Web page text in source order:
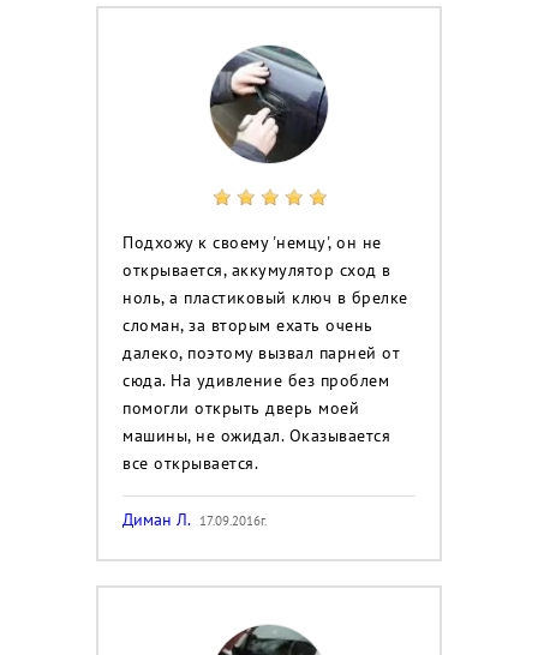
Подхожу к своему 'немцу', он не
открывается, аккумулятор сход в
ноль, а пластиковый ключ в брелке
сломан, за вторым ехать очень
далеко, поэтому вызвал парней от
сюда. На удивление без проблем
помогли открыть дверь моей
машины, не ожидал. Оказывается
все открывается.
Диман Л. 17.09.2016г.